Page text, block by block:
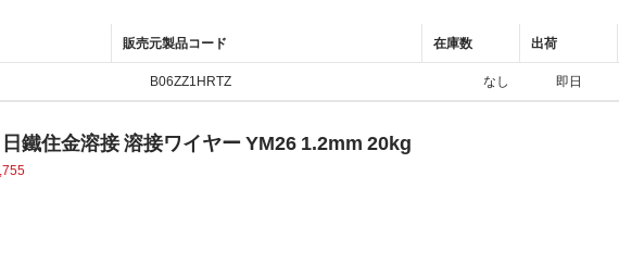
販売元製品コード 在庫数 出荷
B06ZZ1HRTZ なし 即日
日鐵住金溶接 溶接ワイヤー YM26 1.2mm 20kg